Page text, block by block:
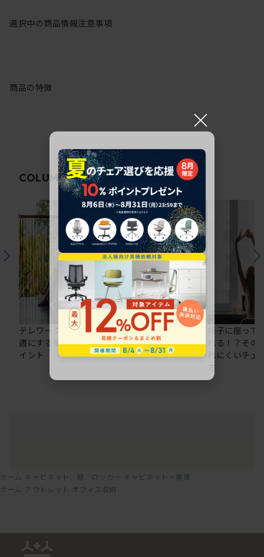
選択中の商品情報注意事項
商品の特徴
COLUMN関連コラム
テレワークの仕事を快
適にする椅子選びのポ
イント
在宅ワークにおすすめ
のオフィスチェア5選
椅子に座っ
れる！？その
れにくいチェ
方
ホーム キャビネット、棚、ロッカー キャビネット・書庫
ホーム アウトレット オフィス収納
×